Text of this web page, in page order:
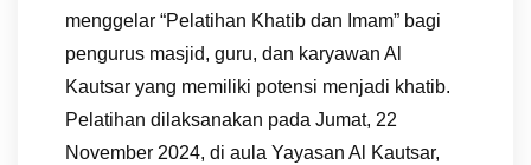
menggelar “Pelatihan Khatib dan Imam” bagi
pengurus masjid, guru, dan karyawan Al
Kautsar yang memiliki potensi menjadi khatib.
Pelatihan dilaksanakan pada Jumat, 22
November 2024, di aula Yayasan Al Kautsar,